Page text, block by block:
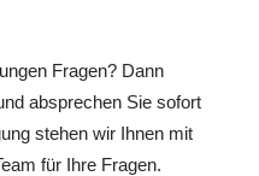
Fragen? Dann
absprechen Sie sofort
stehen wir Ihnen mit
für Ihre Fragen.